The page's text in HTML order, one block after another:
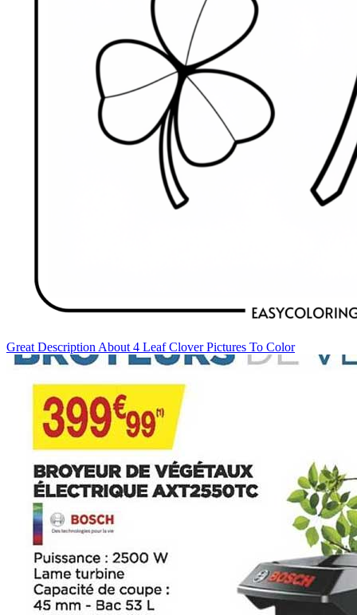
Great Description About 4 Leaf Clover Pictures To Color